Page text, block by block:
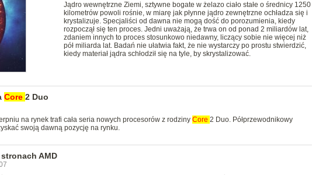
Jądro wewnętrzne Ziemi, sztywne bogate w żelazo ciało stałe o średnicy 1250
kilometrów powoli rośnie, w miarę jak płynne jądro zewnętrzne ochładza się i
krystalizuje. Specjaliści od dawna nie mogą dość do porozumienia, kiedy
rozpoczął się ten proces. Jedni uważają, że trwa on od ponad 2 miliardów lat,
zdaniem innych to proces stosunkowo niedawny, liczący sobie nie więcej niż
pół miliarda lat. Badań nie ułatwia fakt, że nie wystarczy po prostu stwierdzić,
kiedy materiał jądra schłodził się na tyle, by skrystalizować.
Core 2 Duo
na rynek trafi cała seria nowych procesorów z rodziny Core 2 Duo. Półprzewodnikowy
swoją dawną pozycję na rynku.
AMD